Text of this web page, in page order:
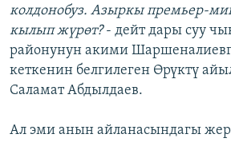
колдонобуз. Азыркы премьер-
кылып жүрөт?- дейт дары суу
районунун акими
кеткенин белгилеген Өрүктү
Саламат Абдылдаев.
Ал эми анын айланасындагы